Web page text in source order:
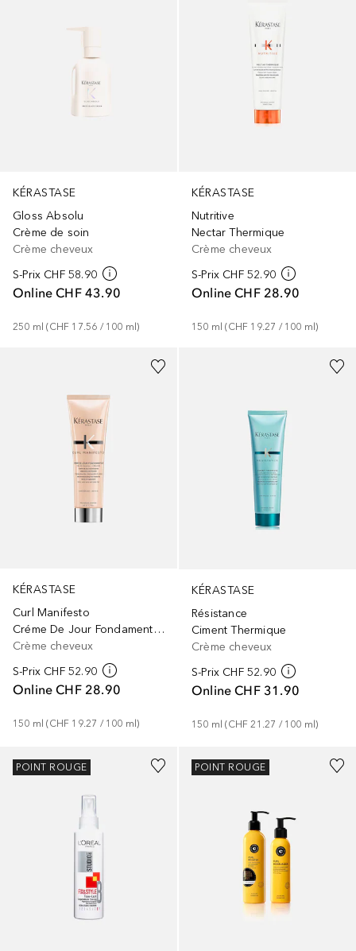
KÉRASTASE
Gloss Absolu
Crème de soin
Crème cheveux
S-Prix CHF 58.90
Online CHF 43.90
250 ml (CHF 17.56 / 100 ml)
KÉRASTASE
Nutritive
Nectar Thermique
Crème cheveux
S-Prix CHF 52.90
Online CHF 28.90
150 ml (CHF 19.27 / 100 ml)
KÉRASTASE
Curl Manifesto
Créme De Jour Fondamentale
Crème cheveux
S-Prix CHF 52.90
Online CHF 28.90
150 ml (CHF 19.27 / 100 ml)
KÉRASTASE
Résistance
Ciment Thermique
Crème cheveux
S-Prix CHF 52.90
Online CHF 31.90
150 ml (CHF 21.27 / 100 ml)
POINT ROUGE POINT ROUGE